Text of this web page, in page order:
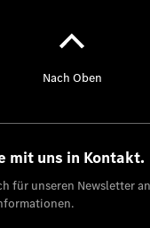
Probefahrt
Kontaktformular
Unternehmens